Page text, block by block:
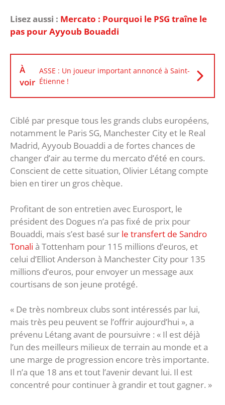
Lisez aussi : Mercato : Pourquoi le PSG traîne le
pas pour Ayyoub Bouaddi
À
voir
ASSE : Un joueur important annoncé à Saint-
Étienne !
Ciblé par presque tous les grands clubs européens,
notamment le Paris SG, Manchester City et le Real
Madrid, Ayyoub Bouaddi a de fortes chances de
changer d’air au terme du mercato d’été en cours.
Conscient de cette situation, Olivier Létang compte
bien en tirer un gros chèque.
Profitant de son entretien avec Eurosport, le
président des Dogues n’a pas fixé de prix pour
Bouaddi, mais s’est basé sur le transfert de Sandro
Tonali à Tottenham pour 115 millions d’euros, et
celui d’Elliot Anderson à Manchester City pour 135
millions d’euros, pour envoyer un message aux
courtisans de son jeune protégé.
« De très nombreux clubs sont intéressés par lui,
mais très peu peuvent se l’offrir aujourd’hui », a
prévenu Létang avant de poursuivre : « Il est déjà
l’un des meilleurs milieux de terrain au monde et a
une marge de progression encore très importante.
Il n’a que 18 ans et tout l’avenir devant lui. Il est
concentré pour continuer à grandir et tout gagner. »